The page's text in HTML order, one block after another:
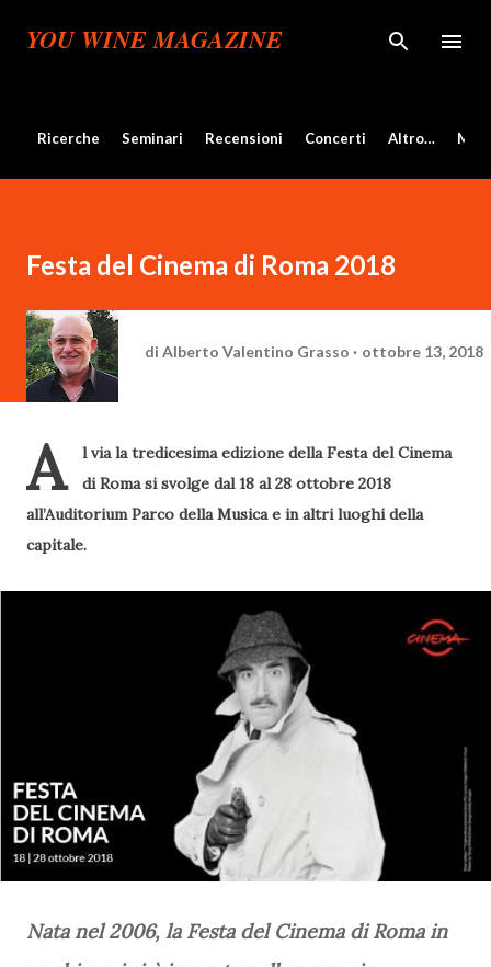
Passa ai contenuti principali
YOU WINE MAGAZINE
Ricerche Seminari Recensioni Concerti Altro…
Festa del Cinema di Roma 2018
di Alberto Valentino Grasso ottobre 13, 2018
A
l via la tredicesima edizione della Festa del Cinema
di Roma si svolge dal 18 al 28 ottobre 2018
all’Auditorium Parco della Musica e in altri luoghi della
capitale.
Nata nel 2006, la Festa del Cinema di Roma in